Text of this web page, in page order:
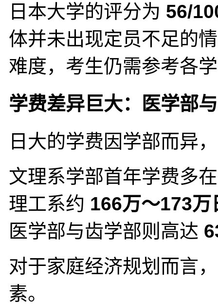
日本大学的评分为 56/
体并未出现定员不足的
难度，考生仍需参考各
学费差异巨大：医学部
日大的学费因学部而异
文理系学部首年学费多
理工系约 166万～173万
医学部与齿学部则高达
对于家庭经济规划而言
素。